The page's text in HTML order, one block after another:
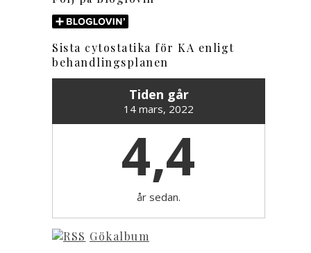
Sista cytostatika för KA enligt
behandlingsplanen
Tiden går
14 mars, 2022
4,4
år sedan.
Gökalbum